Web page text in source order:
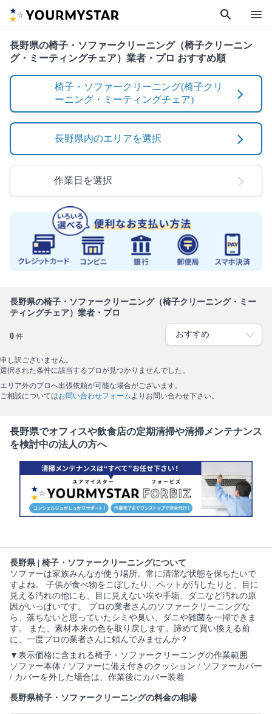
search menu
長野県の椅子・ソファークリーニング（椅子クリーニン
グ・ミーティングチェア）業者・プロ おすすめ順
椅子・ソファークリーニング(椅子クリ
ーニング・ミーティングチェア)
長野県内のエリアを選択
作業日を選択
長野県の椅子・ソファークリーニング（椅子クリーニング・ミー
ティングチェア）業者・プロ
0 件
申し訳ございません。
選択された条件に該当するプロが見つかりませんでした。
エリア外のプロへ出張依頼が可能な場合がございます。
ご相談についてはお問い合わせフォーム よりお問い合わせ下さい。
長野県でオフィスや飲食店の定期清掃や清掃メンテナンス
を検討中の法人の方へ
長野県 | 椅子・ソファークリーニングについて
ソファーは家族みんなが使う場所。常に清潔な状態を保ちたいで
すよね。 子供が食べ物をこぼしたり、ペットが汚したりと、目に
見える汚れの他にも、目に見えない埃や手垢、ダニなど汚れの原
因がいっぱいです。 プロの業者さんのソファークリーニングな
ら、落ちないと思っていたシミや臭い、ダニや雑菌を一掃できま
す。 また、素材本来の色を取り戻します。諦めて買い換える前
に、一度プロの業者さんに頼んでみませんか？
▼表示価格に含まれる椅子・ソファークリーニングの作業範囲
ソファー本体 / ソファーに備え付きのクッション / ソファーカバー
/ カバーを外した場合は、作業後にカバー装着
長野県椅子・ソファークリーニングの料金の相場